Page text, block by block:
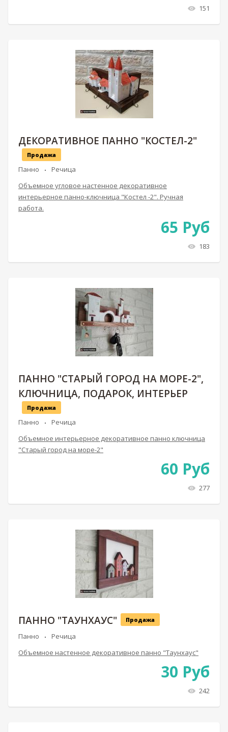
151
ДЕКОРАТИВНОЕ ПАННО "КОСТЕЛ-2"
Продажа
Панно
Речица
Объемное угловое настенное декоративное
интерьерное панно-ключница "Костел -2". Ручная
работа.
65 Руб
183
ПАННО "СТАРЫЙ ГОРОД НА МОРЕ-2",
КЛЮЧНИЦА, ПОДАРОК, ИНТЕРЬЕР
Продажа
Панно
Речица
Объемное интерьерное декоративное панно ключница
"Старый город на море-2"
60 Руб
277
ПАННО "ТАУНХАУС" Продажа
Панно
Речица
Объемное настенное декоративное панно "Таунхаус"
30 Руб
242